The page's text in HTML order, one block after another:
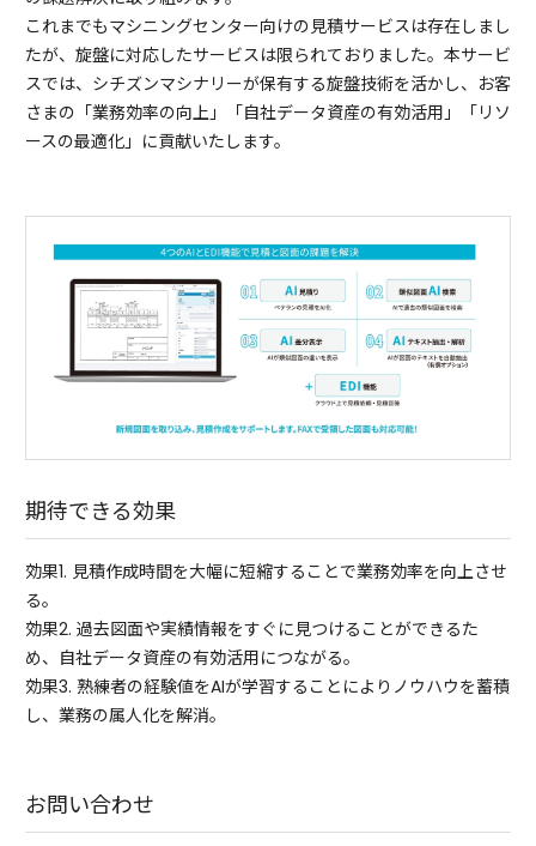
これまでもマシニングセンター向けの見積サービスは存在しまし
たが、旋盤に対応したサービスは限られておりました。本サービ
スでは、シチズンマシナリーが保有する旋盤技術を活かし、お客
さまの「業務効率の向上」「自社データ資産の有効活用」「リソ
ースの最適化」に貢献いたします。
期待できる効果
効果1. 見積作成時間を大幅に短縮することで業務効率を向上させ
る。
効果2. 過去図面や実績情報をすぐに見つけることができるた
め、自社データ資産の有効活用につながる。
効果3. 熟練者の経験値をAIが学習することによりノウハウを蓄積
し、業務の属人化を解消。
お問い合わせ